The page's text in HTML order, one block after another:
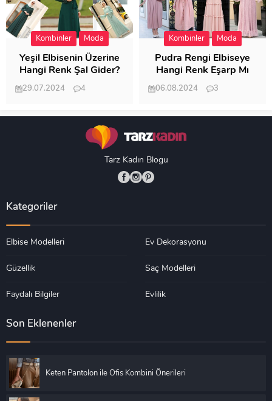
Kombinler Moda
Yeşil Elbisenin Üzerine
Hangi Renk Şal Gider?
29.07.2024
4
Kombinler Moda
Pudra Rengi Elbiseye
Hangi Renk Eşarp Mı
Dedi Birisi
06.08.2024
3
Tarz Kadın Blogu
Kategoriler
Elbise Modelleri Ev Dekorasyonu
Güzellik Saç Modelleri
Faydalı Bilgiler Evlilik
Son Eklenenler
Keten Pantolon ile Ofis Kombini Önerileri